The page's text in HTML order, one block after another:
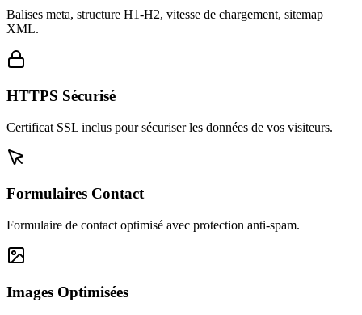
Balises meta, structure H1-H2, vitesse de chargement, sitemap
XML.
HTTPS Sécurisé
Certificat SSL inclus pour sécuriser les données de vos visiteurs.
Formulaires Contact
Formulaire de contact optimisé avec protection anti-spam.
Images Optimisées